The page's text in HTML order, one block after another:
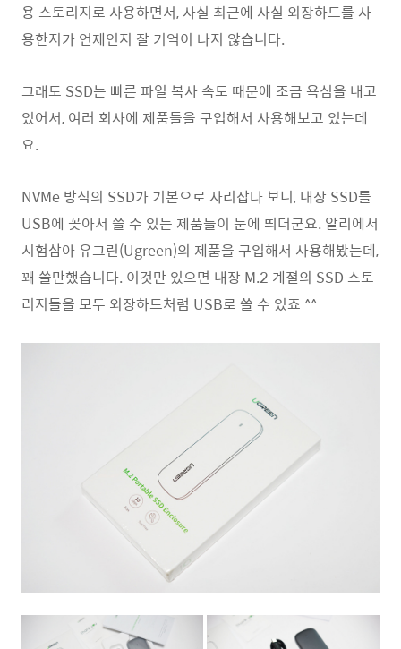
용 스토리지로 사용하면서, 사실 최근에 사실 외장하드를 사
용한지가 언제인지 잘 기억이 나지 않습니다.
그래도 SSD는 빠른 파일 복사 속도 때문에 조금 욕심을 내고
있어서, 여러 회사에 제품들을 구입해서 사용해보고 있는데
요.
NVMe 방식의 SSD가 기본으로 자리잡다 보니, 내장 SSD를
USB에 꽂아서 쓸 수 있는 제품들이 눈에 띄더군요. 알리에서
시험삼아 유그린(Ugreen)의 제품을 구입해서 사용해봤는데,
꽤 쓸만했습니다. 이것만 있으면 내장 M.2 계졀의 SSD 스토
리지들을 모두 외장하드처럼 USB로 쓸 수 있죠 ^^